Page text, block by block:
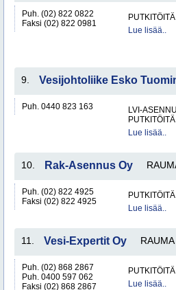
Puh. (02) 822 0822
Faksi (02) 822 0981
PUTKITÖITÄ
Lue lisää..
9. Vesijohtoliike Esko
Puh. 0440 823 163
LVI-
PUTKITÖITÄ
Lue lisää..
10. Rak-Asennus Oy
Puh. (02) 822 4925
Faksi (02) 822 4925
PUTKITÖITÄ
Lue lisää..
11. Vesi-Expertit Oy RAUMA
Puh. (02) 868 2867
Puh. 0400 597 062
Faksi (02) 868 2867
PUTKITÖITÄ
Lue lisää..